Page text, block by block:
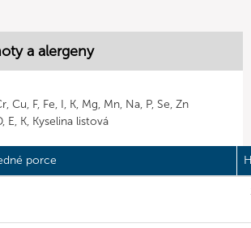
a alergeny
Cu, F, Fe, I, K, Mg, Mn, Na, P, Se, Zn
E, K, Kyselina listová
porce